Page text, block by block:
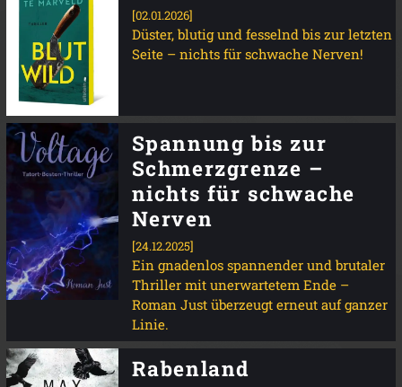
[02.01.2026]
Düster, blutig und fesselnd bis zur letzten
Seite – nichts für schwache Nerven!
Spannung bis zur
Schmerzgrenze –
nichts für schwache
Nerven
[24.12.2025]
Ein gnadenlos spannender und brutaler
Thriller mit unerwartetem Ende –
Roman Just überzeugt erneut auf ganzer
Linie.
Rabenland